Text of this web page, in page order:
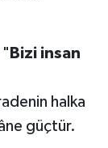
Bizi insan
halka
güçtür.